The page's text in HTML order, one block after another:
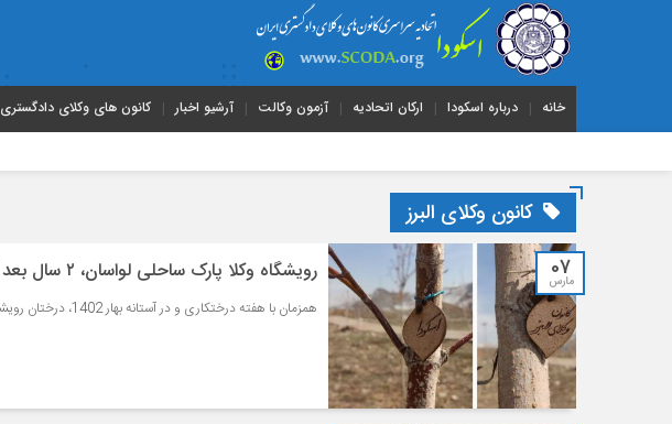
خانه درباره اسکودا ارکان اتحادیه آزمون وکالت آرشیو اخبار کانون های وکلای دادگستری
کانون وکلای البرز
07
مارس رویشگاه وکلا پارک ساحلی لواسان، ۲ سال بعد از غرس نهال
همزمان با هفته درختکاری و در آستانه بهار 1402، درختان رویشگاه وکلا در پارک ساحلی لواسان شکوفه زده‌اند.